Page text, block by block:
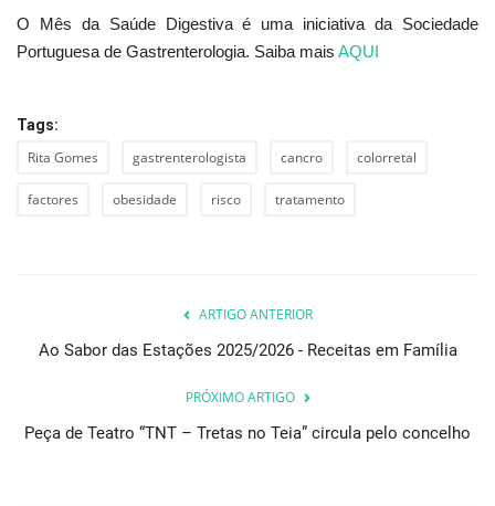
O Mês da Saúde Digestiva é uma iniciativa da Sociedade
Portuguesa de Gastrenterologia. Saiba mais AQUI
Tags:
Rita Gomes gastrenterologista cancro colorretal
factores obesidade risco tratamento
ARTIGO ANTERIOR
Ao Sabor das Estações 2025/2026 - Receitas em Família
PRÓXIMO ARTIGO
Peça de Teatro “TNT – Tretas no Teia” circula pelo concelho